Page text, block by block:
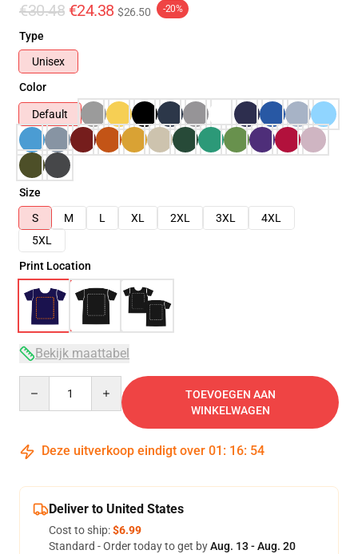
€30.48 €24.38 $26.50 -20%
Type
Unisex
Color
Default
Size
S
M L XL 2XL 3XL
4XL
5XL
Print Location
Bekijk maattabel
TOEVOEGEN AAN
WINKELWAGEN
Deze uitverkoop eindigt over 01 : 16: 54
Deliver to United States
Cost to ship:$6.99
Standard - Order today to get byAug. 13 - Aug. 20